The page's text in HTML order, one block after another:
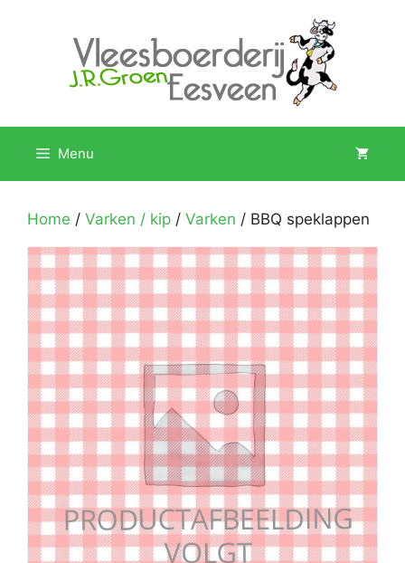
Menu
Home / Varken / kip / Varken / BBQ speklappen